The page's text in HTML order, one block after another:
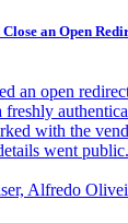
an Open
an open
with the
went public.
Alfredo